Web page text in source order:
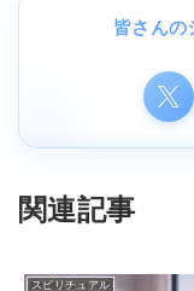
皆さんの
関連記事
スピリチュアル